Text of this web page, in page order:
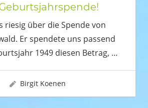
riesig über die Spende von
Er spendete uns passend
1949 diesen Betrag, …
Birgit Koenen